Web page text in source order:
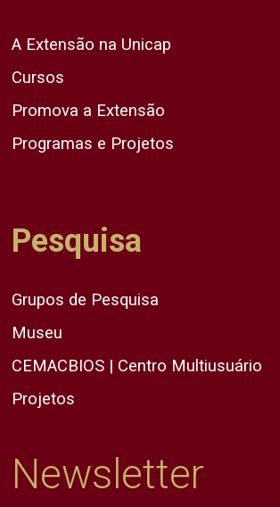
A Extensão na Unicap
Cursos
Promova a Extensão
Programas e Projetos
Pesquisa
Grupos de Pesquisa
Museu
CEMACBIOS | Centro Multiusuário
Projetos
Newsletter